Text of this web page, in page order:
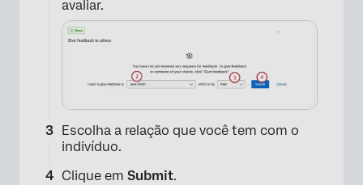
×
avaliar.
Escolha a relação que você tem com o
indivíduo.
Clique em Submit.